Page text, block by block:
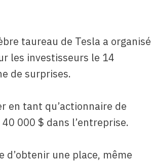
taureau de Tesla a organisé
les investisseurs le 14
de surprises.
en tant qu’actionnaire de
000 $ dans l’entreprise.
d’obtenir une place, même